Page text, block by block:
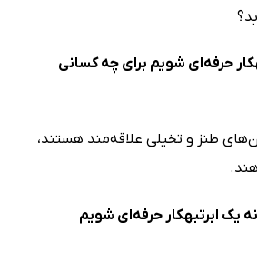
حرفه‌ای شویم برای چه کسانی
طنز و تخیلی علاقه‌مند هستند،
یک ابرتبهکار حرفه‌ای شویم